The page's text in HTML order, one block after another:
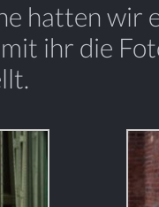
hatten wir
ihr die